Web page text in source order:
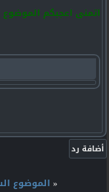
اتمنى اعجبكم الموضوع
« الموضوع